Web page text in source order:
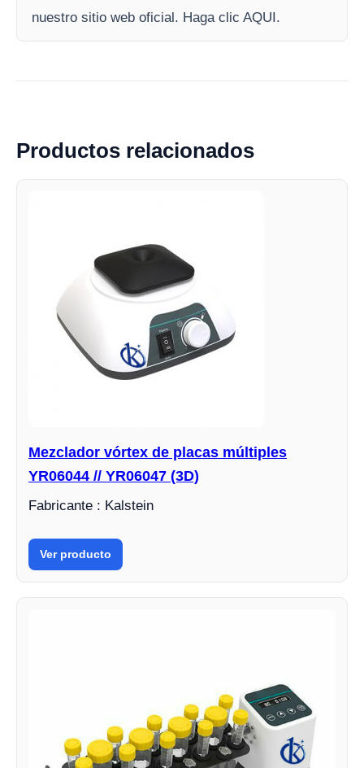
nuestro sitio web oficial. Haga clic AQUI.
Productos relacionados
Mezclador vórtex de placas múltiples
YR06044 // YR06047 (3D)
Fabricante : Kalstein
Ver producto